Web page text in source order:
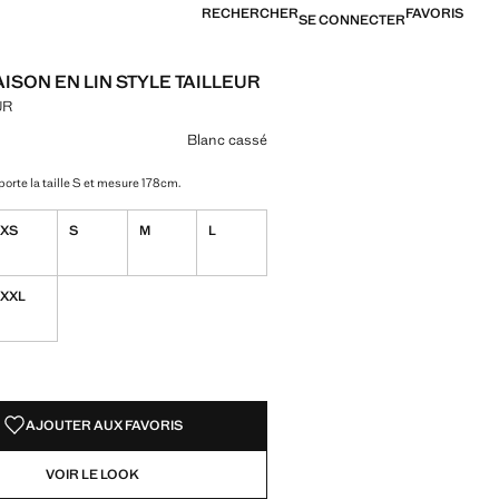
RECHERCHERSE CONNECTERFAVORIS
EN LIN STYLE TAILLEUR
MUR ]
Blanc cassé
la taille S et mesure 178cm.
XS S M L
XXL
AJOUTER AUX FAVORIS
VOIR LE LOOK